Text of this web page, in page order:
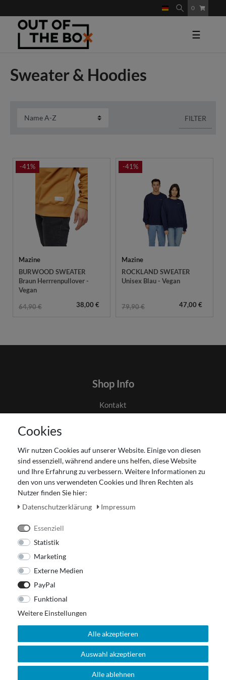
0
☰
Sweater & Hoodies
FILTER
-41%
Mazine
BURWOOD SWEATER
Braun Herrrenpullover -
Vegan
64,90 € 38,00 €
-41%
Mazine
ROCKLAND SWEATER
Unisex Blau - Vegan
79,90 € 47,00 €
Shop Info
Kontakt
Impressum
Widerrufsrecht
Zahlung und Versand
Unser Ladengeschäft
© 2026 Out Of The Box. All rights reserved.
Cookies
Wir nutzen Cookies auf unserer Website. Einige von diesen
sind essenziell, während andere uns helfen, diese Website
und Ihre Erfahrung zu verbessern. Weitere Informationen zu
den von uns verwendeten Cookies und Ihren Rechten als
Nutzer finden Sie hier:
Daten­schutz­erklärung
Impressum
Essenziell
Statistik
Marketing
Externe Medien
PayPal
Funktional
Weitere Einstellungen
Alle akzeptieren
Auswahl akzeptieren
Alle ablehnen